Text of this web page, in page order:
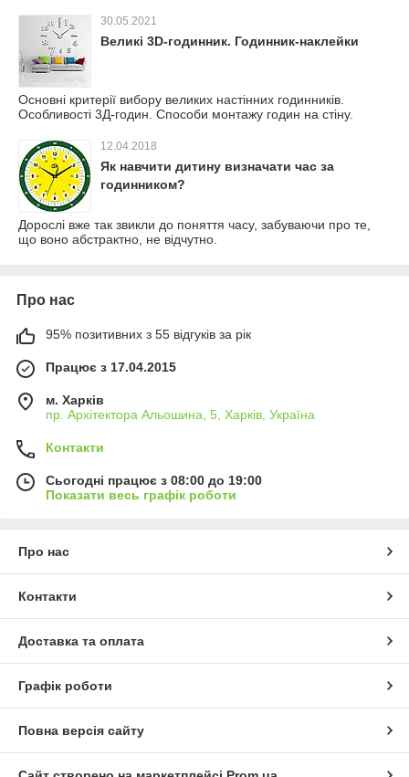
30.05.2021
Великі 3D-годинник. Годинник-наклейки
Основні критерії вибору великих настінних годинників.
Особливості 3Д-годин. Способи монтажу годин на стіну.
12.04.2018
Як навчити дитину визначати час за
годинником?
Дорослі вже так звикли до поняття часу, забуваючи про те,
що воно абстрактно, не відчутно.
Про нас
95% позитивних з 55 відгуків за рік
Працює з 17.04.2015
м. Харків
пр. Архітектора Альошина, 5, Харків, Україна
Контакти
Сьогодні працює з 08:00 до 19:00
Показати весь графік роботи
Про нас
Контакти
Доставка та оплата
Графік роботи
Повна версія сайту